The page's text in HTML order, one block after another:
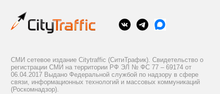
СМИ сетевое издание Citytraffic (СитиТрафик). Свидетельство о
регистрации СМИ на территории РФ ЭЛ № ФС 77 – 69174 от
06.04.2017 Выдано Федеральной службой по надзору в сфере
связи, информационных технологий и массовых коммуникаций
(Роскомнадзор).